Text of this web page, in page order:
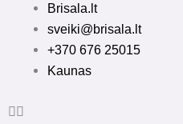
Brisala.lt
sveiki@brisala.lt
+370 676 25015
Kaunas